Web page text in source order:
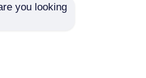
you looking